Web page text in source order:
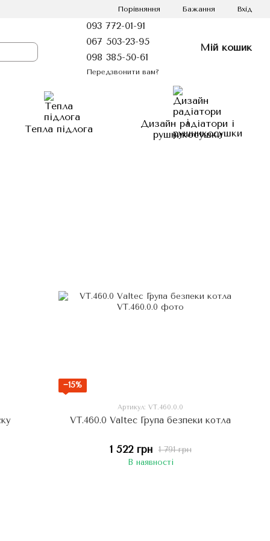
Порівняння Бажання Вхід
093 772-01-91
067 503-23-95
098 385-50-61
Передзвонити вам?
Мій кошик
Тепла підлога
Дизайн радіатори і
рушникосушки
−15%
Артикул: VT.460.0.0
VT.460.0 Valtec Група безпеки котла
1 791 грн
1 522 грн
В наявності